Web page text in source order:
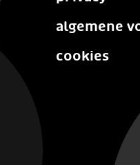
algemene
cookies